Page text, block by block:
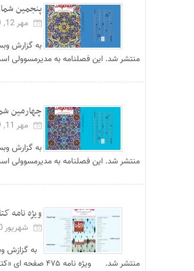
پنجمین
مهر 12, 1399
به گزارش
منتشر شد. این فصلنامه به مدیرمسوولی
چهارمین
مهر 11, 1399
به گزارش
منتشر شد. این فصلنامه به مدیرمسوولی
ویژه نامه
شهریور 30, 1399
به گزازش
منتشر شد. ویژه نامه ۴۷۵ صفحه ای «کتاب کرونا»، با بیش از ۷۰ عنوان متن در چها...